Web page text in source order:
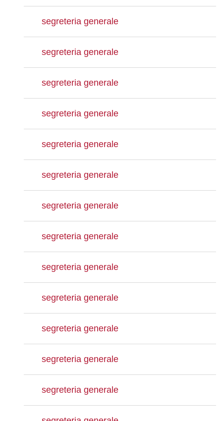
segreteria generale
segreteria generale
segreteria generale
segreteria generale
segreteria generale
segreteria generale
segreteria generale
segreteria generale
segreteria generale
segreteria generale
segreteria generale
segreteria generale
segreteria generale